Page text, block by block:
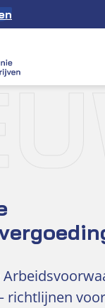
richtlijnen